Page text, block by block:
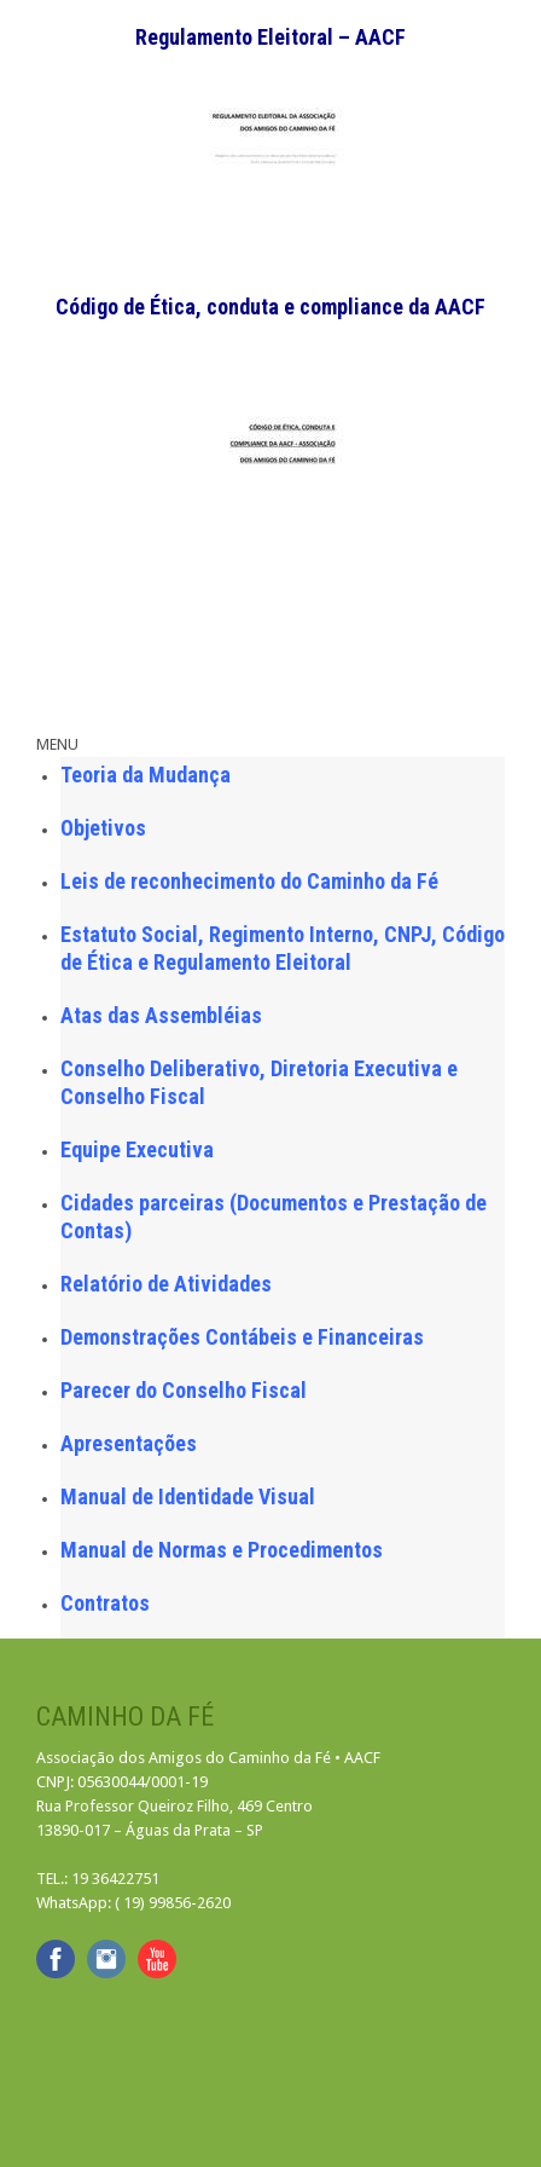
Regulamento Eleitoral – AACF
Código de Ética, conduta e compliance da AACF
MENU
Teoria da Mudança
Objetivos
Leis de reconhecimento do Caminho da Fé
Estatuto Social, Regimento Interno, CNPJ, Código
de Ética e Regulamento Eleitoral
Atas das Assembléias
Conselho Deliberativo, Diretoria Executiva e
Conselho Fiscal
Equipe Executiva
Cidades parceiras (Documentos e Prestação de
Contas)
Relatório de Atividades
Demonstrações Contábeis e Financeiras
Parecer do Conselho Fiscal
Apresentações
Manual de Identidade Visual
Manual de Normas e Procedimentos
Contratos
CAMINHO DA FÉ
Associação dos Amigos do Caminho da Fé • AACF
CNPJ: 05630044/0001-19
Rua Professor Queiroz Filho, 469 Centro
13890-017 – Águas da Prata – SP
TEL.: 19 36422751
WhatsApp: ( 19) 99856-2620